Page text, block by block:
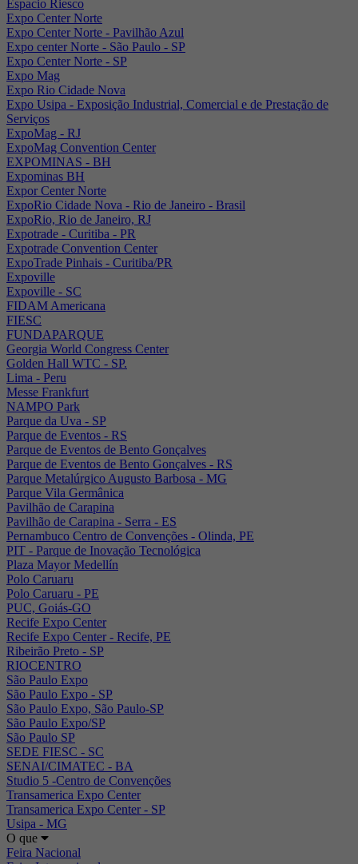
Espacio Riesco
Expo Center Norte
Expo Center Norte - Pavilhão Azul
Expo center Norte - São Paulo - SP
Expo Center Norte - SP
Expo Mag
Expo Rio Cidade Nova
Expo Usipa - Exposição Industrial, Comercial e de Prestação de
Serviços
ExpoMag - RJ
ExpoMag Convention Center
EXPOMINAS - BH
Expominas BH
Expor Center Norte
ExpoRio Cidade Nova - Rio de Janeiro - Brasil
ExpoRio, Rio de Janeiro, RJ
Expotrade - Curitiba - PR
Expotrade Convention Center
ExpoTrade Pinhais - Curitiba/PR
Expoville
Expoville - SC
FIDAM Americana
FIESC
FUNDAPARQUE
Georgia World Congress Center
Golden Hall WTC - SP.
Lima - Peru
Messe Frankfurt
NAMPO Park
Parque da Uva - SP
Parque de Eventos - RS
Parque de Eventos de Bento Gonçalves
Parque de Eventos de Bento Gonçalves - RS
Parque Metalúrgico Augusto Barbosa - MG
Parque Vila Germânica
Pavilhão de Carapina
Pavilhão de Carapina - Serra - ES
Pernambuco Centro de Convenções - Olinda, PE
PIT - Parque de Inovação Tecnológica
Plaza Mayor Medellín
Polo Caruaru
Polo Caruaru - PE
PUC, Goiás-GO
Recife Expo Center
Recife Expo Center - Recife, PE
Ribeirão Preto - SP
RIOCENTRO
São Paulo Expo
São Paulo Expo - SP
São Paulo Expo, São Paulo-SP
São Paulo Expo/SP
São Paulo SP
SEDE FIESC - SC
SENAI/CIMATEC - BA
Studio 5 -Centro de Convenções
Transamerica Expo Center
Transamerica Expo Center - SP
Usipa - MG
O que
Feira Nacional